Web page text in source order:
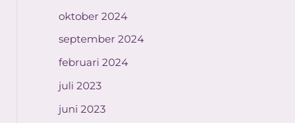
oktober 2024
september 2024
februari 2024
juli 2023
juni 2023